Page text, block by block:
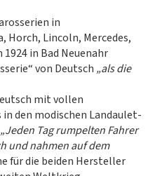
in
Horch, Lincoln, Mercedes,
in Bad Neuenahr
von Deutsch „als die
mit vollen
den modischen Landaulet-
„Jeden Tag rumpelten Fahrer
und nahmen auf dem
für die beiden Hersteller